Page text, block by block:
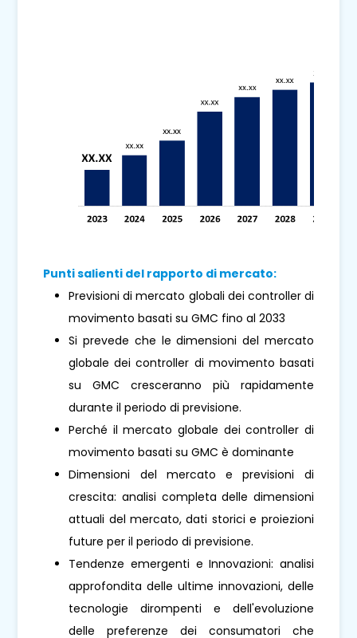
Punti salienti del rapporto di mercato:
Previsioni di mercato globali dei controller di
movimento basati su GMC fino al 2033
Si prevede che le dimensioni del mercato
globale dei controller di movimento basati
su GMC cresceranno più rapidamente
durante il periodo di previsione.
Perché il mercato globale dei controller di
movimento basati su GMC è dominante
Dimensioni del mercato e previsioni di
crescita: analisi completa delle dimensioni
attuali del mercato, dati storici e proiezioni
future per il periodo di previsione.
Tendenze emergenti e Innovazioni: analisi
approfondita delle ultime innovazioni, delle
tecnologie dirompenti e dell'evoluzione
delle preferenze dei consumatori che